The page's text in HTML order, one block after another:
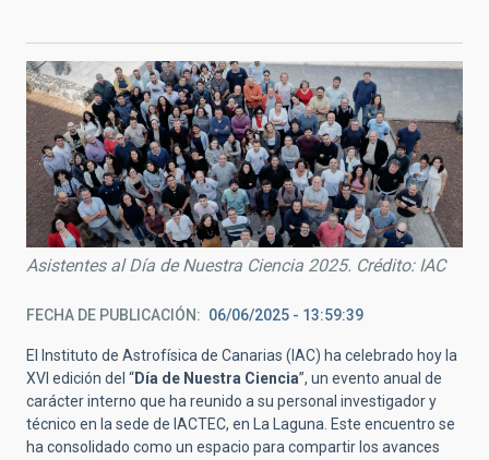
Asistentes al Día de Nuestra Ciencia 2025. Crédito: IAC
FECHA DE PUBLICACIÓN 06/06/2025 - 13:59:39
El Instituto de Astrofísica de Canarias (IAC) ha celebrado hoy la
XVI edición del “Día de Nuestra Ciencia”, un evento anual de
carácter interno que ha reunido a su personal investigador y
técnico en la sede de IACTEC, en La Laguna. Este encuentro se
ha consolidado como un espacio para compartir los avances